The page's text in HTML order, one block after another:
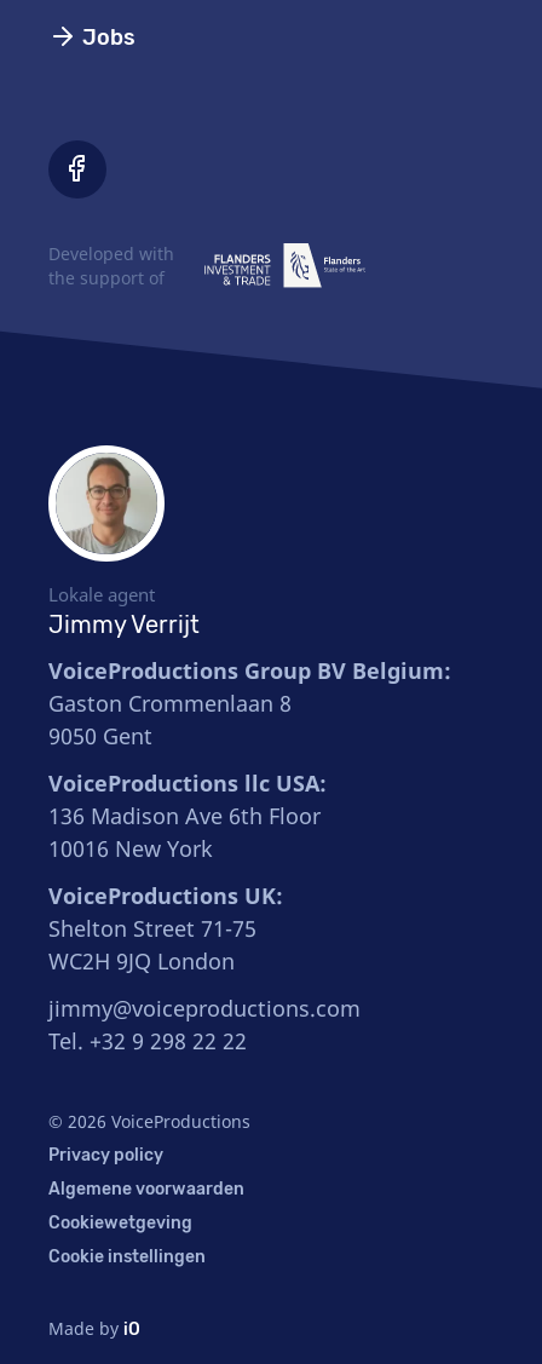
Jobs
Lokale agent
Jimmy Verrijt
VoiceProductions Group BV Belgium:
Gaston Crommenlaan 8
9050 Gent
VoiceProductions llc USA:
136 Madison Ave 6th Floor
10016 New York
VoiceProductions UK:
Shelton Street 71-75
WC2H 9JQ London
jimmy@voiceproductions.com
Tel. +32 9 298 22 22
© 2026 VoiceProductions
Privacy policy
Algemene voorwaarden
Cookiewetgeving
Cookie instellingen
Made by iO
Developed with
the support of